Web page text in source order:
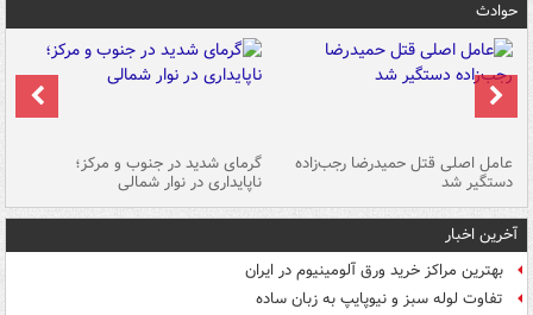
حوادث
عامل اصلی قتل حمیدرضا رجب‌زاده
دستگیر شد
گرمای شدید در جنوب و مرکز؛
ناپایداری در نوار شمالی
آخرین اخبار
بهترین مراکز خرید ورق آلومینیوم در ایران
تفاوت لوله سبز و نیوپایپ به زبان ساده